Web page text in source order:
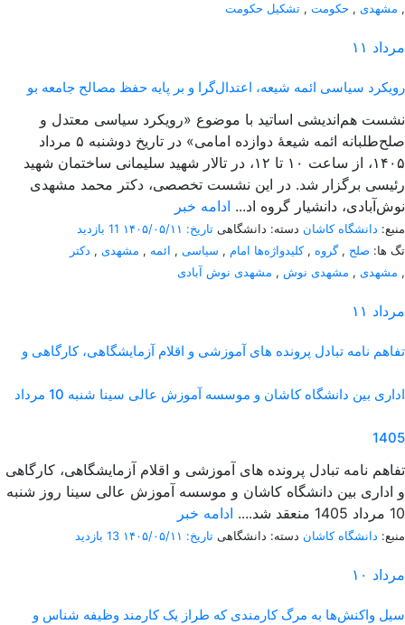
مشهدی , حکومت , تشکیل حکومت ,
۱۱ مرداد
رویکرد سیاسی ائمه شیعه، اعتدال‌گرا و بر پایه حفظ مصالح جامعه بو
نشست هم‌اندیشی اساتید با موضوع «رویکرد سیاسی معتدل و
صلح‌طلبانه ائمه شیعۀ دوازده امامی» در تاریخ دوشنبه ۵ مرداد
۱۴۰۵، از ساعت ۱۰ تا ۱۲، در تالار شهید سلیمانی ساختمان شهید
رئیسی برگزار شد. در این نشست تخصصی، دکتر محمد مشهدی
نوش‌آبادی، دانشیار گروه اد... ادامه خبر
منبع: دانشگاه کاشان دسته: دانشگاهی تاریخ: ۱۴۰۵/۰۵/۱۱
11 بازدید
تگ ها: صلح ,گروه ,کلیدواژه‌ها امام , سیاسی , ائمه , مشهدی , دکتر
مشهدی , مشهدی نوش , مشهدی نوش آبادی ,
۱۱ مرداد
تفاهم نامه تبادل پرونده‌ های آموزشی و اقلام آزمایشگاهی، کارگاهی و
اداری بین دانشگاه کاشان و موسسه آموزش عالی سینا شنبه 10 مرداد
1405
تفاهم نامه تبادل پرونده‌ های آموزشی و اقلام آزمایشگاهی، کارگاهی
و اداری بین دانشگاه کاشان و موسسه آموزش عالی سینا روز شنبه
10 مرداد 1405 منعقد شد....
ادامه خبر
منبع: دانشگاه کاشان دسته: دانشگاهی تاریخ: ۱۴۰۵/۰۵/۱۱ 13 بازدید
۱۰ مرداد
سیل واکنش‌ها به مرگ کارمندی که طراز یک کارمند وظیفه شناس و